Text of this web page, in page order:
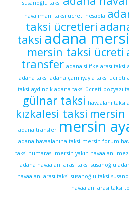
susanoğlu taksi
havalimanı taksi ücreti hesapla
taksi ücretleri
taksi adana
mersin taksi ücreti
transfer adana silifke arası taksi
adana taksi adana çamlıyayla taksi ücreti
taksi aydıncık adana taksi ücreti bozyazı
gülnar taksi havaalanı taksi
kızkalesi taksi
adana transfer mersin
adana havaalanına taksi mersin forum
taksi numarası mersin yakın havaalanı
adana havaalanı arası taksi susanoğlu
havaalanı arası taksi susanoğlu taksi
havaalanı arası taksi